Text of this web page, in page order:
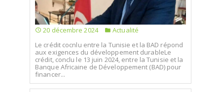
20 décembre 2024
Actualité
Le crédit cocnlu entre la Tunisie et la BAD répond
aux exigences du développement durableLe
crédit, conclu le 13 juin 2024, entre la Tunisie et la
Banque Africaine de Développement (BAD) pour
financer...